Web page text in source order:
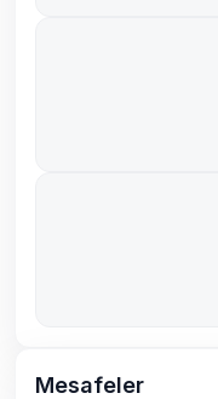
Mesafeler